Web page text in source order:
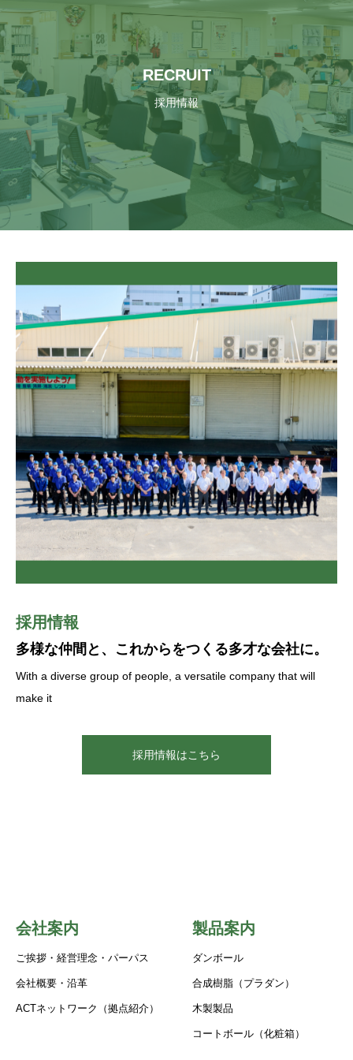
RECRUIT
採用情報
採用情報
多様な仲間と、これからをつくる多才な会社に。
With a diverse group of people, a versatile company that will
make it
採用情報はこちら
会社案内
ご挨拶・経営理念・パーパス
会社概要・沿革
ACTネットワーク（拠点紹介）
製品案内
ダンボール
合成樹脂（プラダン）
木製製品
コートボール（化粧箱）